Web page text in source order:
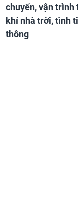
chuyển, vận trình
khí nhà trời, tình
thông